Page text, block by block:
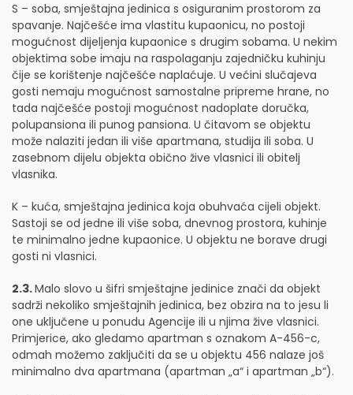
S – soba, smještajna jedinica s osiguranim prostorom za
spavanje. Najčešće ima vlastitu kupaonicu, no postoji
mogućnost dijeljenja kupaonice s drugim sobama. U nekim
objektima sobe imaju na raspolaganju zajedničku kuhinju
čije se korištenje najčešće naplaćuje. U većini slučajeva
gosti nemaju mogućnost samostalne pripreme hrane, no
tada najčešće postoji mogućnost nadoplate doručka,
polupansiona ili punog pansiona. U čitavom se objektu
može nalaziti jedan ili više apartmana, studija ili soba. U
zasebnom dijelu objekta obično žive vlasnici ili obitelj
vlasnika.
K – kuća, smještajna jedinica koja obuhvaća cijeli objekt.
Sastoji se od jedne ili više soba, dnevnog prostora, kuhinje
te minimalno jedne kupaonice. U objektu ne borave drugi
gosti ni vlasnici.
2.3.Malo slovo u šifri smještajne jedinice znači da objekt
sadrži nekoliko smještajnih jedinica, bez obzira na to jesu li
one uključene u ponudu Agencije ili u njima žive vlasnici.
Primjerice, ako gledamo apartman s oznakom A-456-c,
odmah možemo zaključiti da se u objektu 456 nalaze još
minimalno dva apartmana (apartman „a“ i apartman „b“).